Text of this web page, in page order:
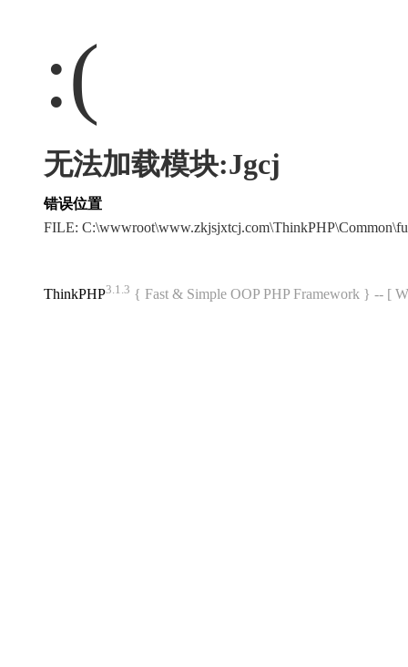
:(
无法加载模块:Jgcj
错误位置
FILE:
ThinkPHP3.1.3 { Fast & Simple OOP PHP Framework } -- [